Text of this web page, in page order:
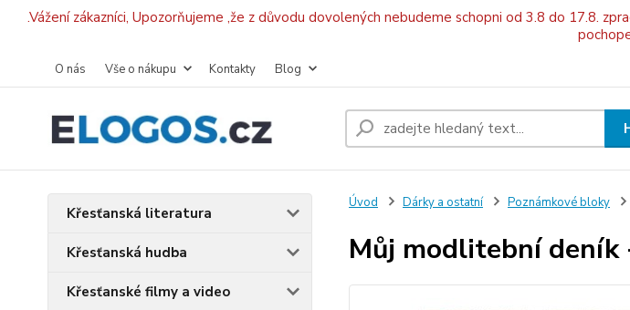
.Vážení zákazníci, Upozorňujeme ,že z důvodu dovolených nebudeme schopni od 3.8 do 17.8.
O nás Vše o nákupu Kontakty Blog
Křesťanská literatura
Křesťanská hudba
Křesťanské filmy a video
Úvod Dárky a ostatní Poznámkové bloky
Můj modlitební